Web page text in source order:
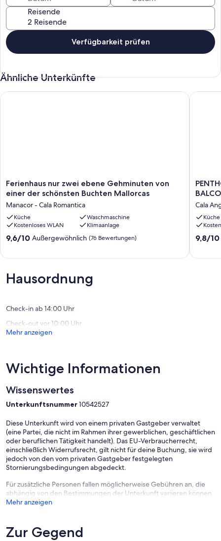
Reisende
Verfügbarkeit prüfen
Ähnliche Unterkünfte
Ferienhaus
nur
ebene
Gehminuten
von
einer
der
Manacor
Romantica
Ferienhaus nur zwei ebene Gehminuten von
einer der schönsten Buchten Mallorcas
Manacor - Cala Romantica
Küche
Waschmaschine
Kostenloses WLAN
Klimaanlage
9.6
(76
Bewertungen)
9,6/10 Außergewöhnlich (76 Bewertungen)
Ferienhaus nur zwei ebene Gehminuten von einer der
Cala
Anguila
Cala
Küche
9.8
9,8/10
Hausordnung
Check-in ab 14:00 Uhr
Check-out vor 10:00 Uhr
Mehr anzeigen
Wichtige Informationen
Wissenswertes
Unterkunftsnummer10542527
Diese Unterkunft wird von einem privaten Gastgeber verwaltet
(eine Partei, die nicht im Rahmen ihrer gewerblichen, geschäftlichen
oder beruflichen Tätigkeit handelt). Das EU-Verbraucherrecht,
einschließlich Widerrufsrecht, gilt nicht für deine Buchung, sie wird
jedoch von den vom privaten Gastgeber festgelegten
Stornierungsbedingungen abgedeckt.
Für zusätzliche Personen fallen möglicherweise Gebühren an, die
abhängig von den Bestimmungen der Unterkunft variieren können.
Mehr anzeigen
Zur Gegend